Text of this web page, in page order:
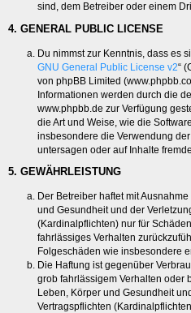
sind, dem Betreiber oder einem
4. GENERAL PUBLIC LICENSE
Du nimmst zur Kenntnis, dass es
GNU General Public License v2“
von phpBB Limited
Informationen werden durch die
www.phpbb.de zur Verfügung
die Art und Weise, wie die
insbesondere die Verwendung
untersagen oder auf Inhalte
5. GEWÄHRLEISTUNG
Der Betreiber haftet mit
und Gesundheit und der
(Kardinalpflichten) nur für
fahrlässiges Verhalten
Folgeschäden wie insbesondere
Die Haftung ist gegenüber
grob fahrlässigem Verhalten oder
Leben, Körper und Gesundheit
Vertragspflichten